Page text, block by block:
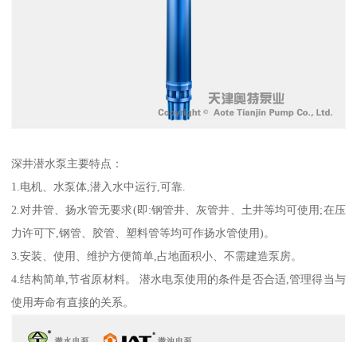
深井潜水泵主要特点：
1.电机、水泵体,潜入水中运行,可靠.
2.对井管、扬水管无要求(即:钢管井、灰管井、土井等均可使用;在压
力许可下,钢管、胶管、塑料管等均可作扬水管使用)。
3.安装、使用、维护方便简单,占地面积小、不需建造泵房。
4.结构简单,节省原材料。 潜水电泵使用的条件是否合适,管理得当与
使用寿命有直接的关系。